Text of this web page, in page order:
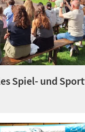
Spiel- und